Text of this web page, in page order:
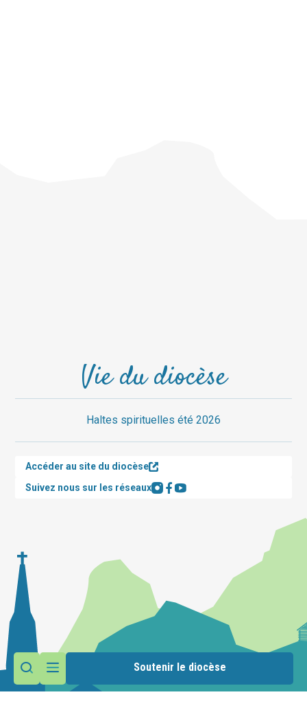
Soutenir le diocèse
Vie du diocèse
Haltes spirituelles été 2026
Accéder au site du diocèse
Suivez nous sur les réseaux